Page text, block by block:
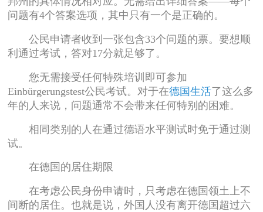
问题有4个答案选项，其中只有一个是正确的。
公民申请者收到一张包含33个问题的票。要想顺
利通过考试，答对17分就足够了。
您无需接受任何特殊培训即可参加
Einbürgerungstest公民考试。对于在德国生活了这么多
年的人来说，问题通常不会带来任何特别的困难。
相同类别的人在通过德语水平测试时免于通过测
试。
在德国的居住期限
在考虑公民身份申请时，只考虑在德国领土上不
间断的居住。也就是说，外国人没有离开德国超过六